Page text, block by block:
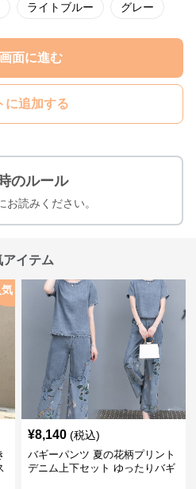
ライトブルー グレー
面に進む
に追加する
のルール
お読みください。
イテム
気
¥8,140 (税込)
バギーパンツ 夏の花柄プリント
デニム上下セット ゆったりバギ